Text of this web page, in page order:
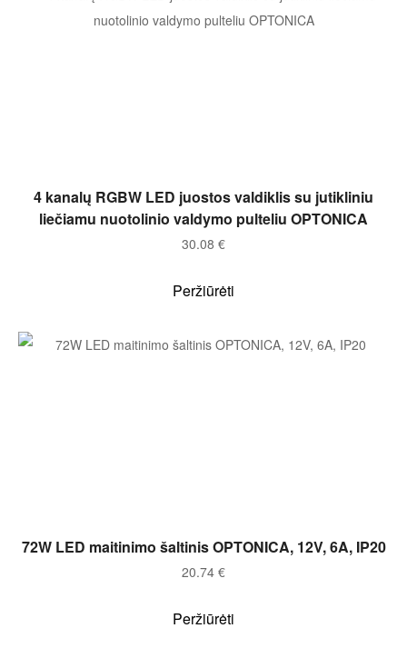
Į KREPŠELĮ
4 kanalų RGBW LED juostos valdiklis su jutikliniu
liečiamu nuotolinio valdymo pulteliu OPTONICA
30.08 €
Peržiūrėti
Į KREPŠELĮ
72W LED maitinimo šaltinis OPTONICA, 12V, 6A, IP20
20.74 €
Peržiūrėti